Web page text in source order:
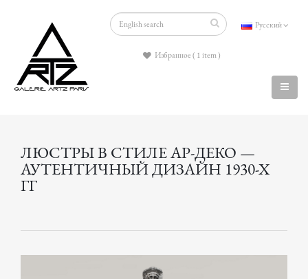
Русский
Избранное ( 1 item )
ЛЮСТРЫ В СТИЛЕ АР-ДЕКО —
АУТЕНТИЧНЫЙ ДИЗАЙН 1930-Х
ГГ